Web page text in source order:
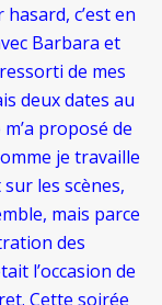
c’est en
Barbara et
de mes
deux dates au
proposé de
je travaille
les scènes,
mais parce
des
l’occasion de
Cette soirée